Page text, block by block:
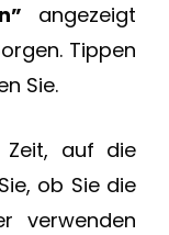
angezeigt
Tippen
Sie.
Zeit, auf die
ob Sie die
verwenden